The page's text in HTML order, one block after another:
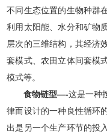
不同生态位置的生物种群
利用太阳能、水分和矿物
层次的三维结构，其经济
套模式、农田立体间套模
模式等。
食物链型—-这是一种
律而设计的一种良性循环
出是另一个生产环节的投